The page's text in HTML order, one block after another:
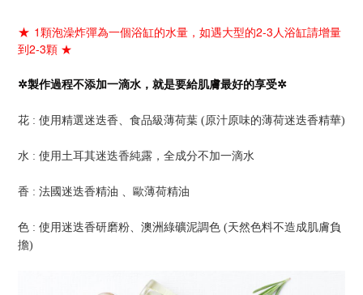
★ 1顆泡澡炸彈為一個浴缸的水量，如遇大型的2-3人浴缸請增量
到2-3顆 ★
✲製作過程不添加一滴水， 就是要給肌膚最好的享受✲
花 : 使用精選迷迭香、食品級薄荷葉 (原汁原味的薄荷迷迭香精華)
水 : 使用土耳其迷迭香純露，全成分不加一滴水
香 : 法國迷迭香精油 、歐薄荷精油
色 : 使用迷迭香研磨粉、澳洲綠礦泥調色 (天然色料不造成肌膚負
擔)